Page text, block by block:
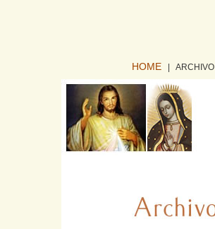
HOME | ARCHIVO